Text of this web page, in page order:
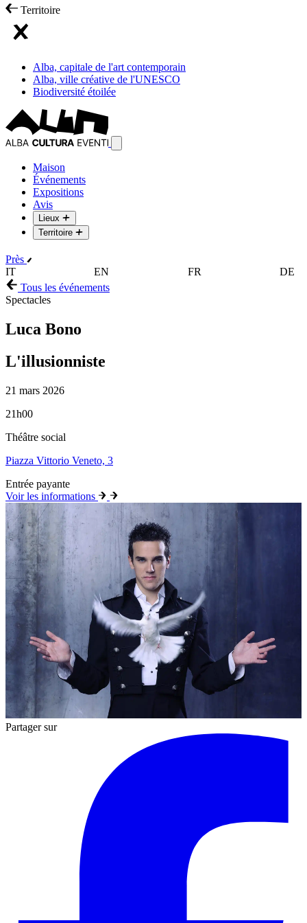
Territoire
Alba, capitale de l'art contemporain
Alba, ville créative de l'UNESCO
Biodiversité étoilée
Maison
Événements
Expositions
Avis
Lieux
Territoire
Près
IT
EN FR
DE
Tous les événements
Spectacles
Luca Bono
L'illusionniste
21 mars 2026
21h00
Théâtre social
Piazza Vittorio Veneto, 3
Entrée payante
Voir les informations
Partager sur